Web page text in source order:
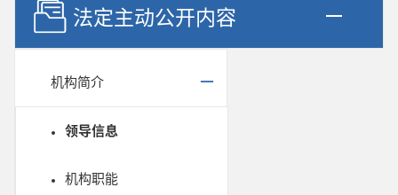
法定主动公开内容
机构简介
领导信息
机构职能